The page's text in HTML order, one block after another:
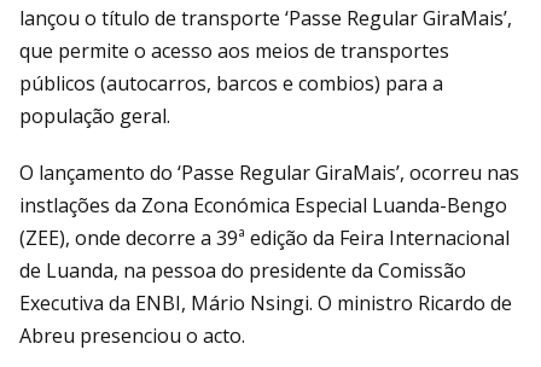
lançou o título de transporte ‘Passe Regular GiraMais’,
que permite o acesso aos meios de transportes
públicos (autocarros, barcos e combios) para a
população geral.
O lançamento do ‘Passe Regular GiraMais’, ocorreu nas
instlações da Zona Económica Especial Luanda-Bengo
(ZEE), onde decorre a 39ª edição da Feira Internacional
de Luanda, na pessoa do presidente da Comissão
Executiva da ENBI, Mário Nsingi. O ministro Ricardo de
Abreu presenciou o acto.